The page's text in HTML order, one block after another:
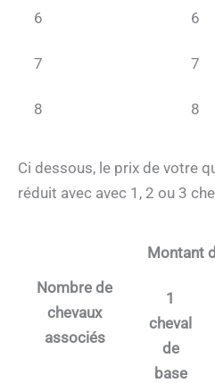
6 6
7 7
8 8
Ci dessous, le prix de votre
réduit avec avec 1, 2 ou 3
Nombre de
chevaux
associés
Montant
1
cheval
de
base